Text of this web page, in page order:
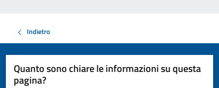
Indietro
Quanto sono chiare le informazioni su questa
pagina?